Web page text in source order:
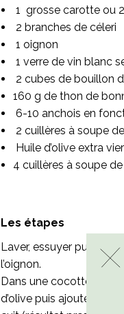
1 grosse carotte ou
2 branches de céleri
1 oignon
1 verre de vin blanc
2 cubes de bouillon
160 g de thon de
6-10 anchois en
2 cuillères à soupe
Huile d’olive extra
4 cuillères à soupe
Les étapes
Laver, essuyer puis
l’oignon.
Dans une cocotte (la
d’olive puis ajouter les